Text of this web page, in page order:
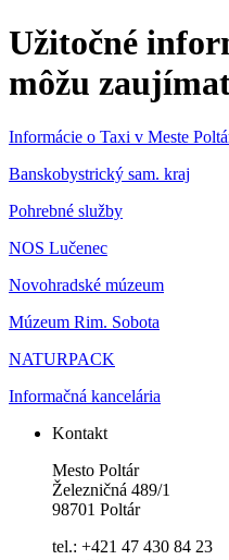
Užitočné
môžu
Informácie o Taxi v Meste
Banskobystrický sam. kraj
Pohrebné služby
NOS Lučenec
Novohradské múzeum
Múzeum Rim. Sobota
NATURPACK
Informačná kancelária
Kontakt
Mesto Poltár
Železničná 489/1
98701 Poltár
tel.: +421 47 430 84 23